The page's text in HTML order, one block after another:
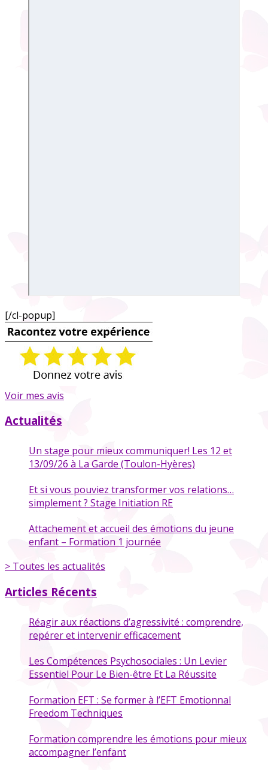
[/cl-popup]
Voir mes avis
Actualités
Un stage pour mieux communiquer! Les 12 et
13/09/26 à La Garde (Toulon-Hyères)
Et si vous pouviez transformer vos relations…
simplement ? Stage Initiation RE
Attachement et accueil des émotions du jeune
enfant – Formation 1 journée
> Toutes les actualités
Articles Récents
Réagir aux réactions d’agressivité : comprendre,
repérer et intervenir efficacement
Les Compétences Psychosociales : Un Levier
Essentiel Pour Le Bien-être Et La Réussite
Formation EFT : Se former à l’EFT Emotionnal
Freedom Techniques
Formation comprendre les émotions pour mieux
accompagner l’enfant